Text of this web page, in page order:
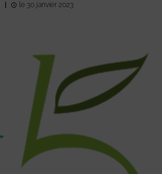
le 30 janvier 2023